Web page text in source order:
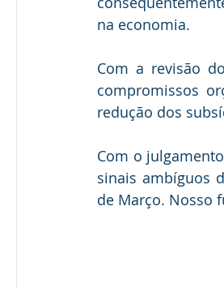
na economia.
Com a revisão
compromissos
redução dos
Com o
sinais ambíguos
de Março. Nosso